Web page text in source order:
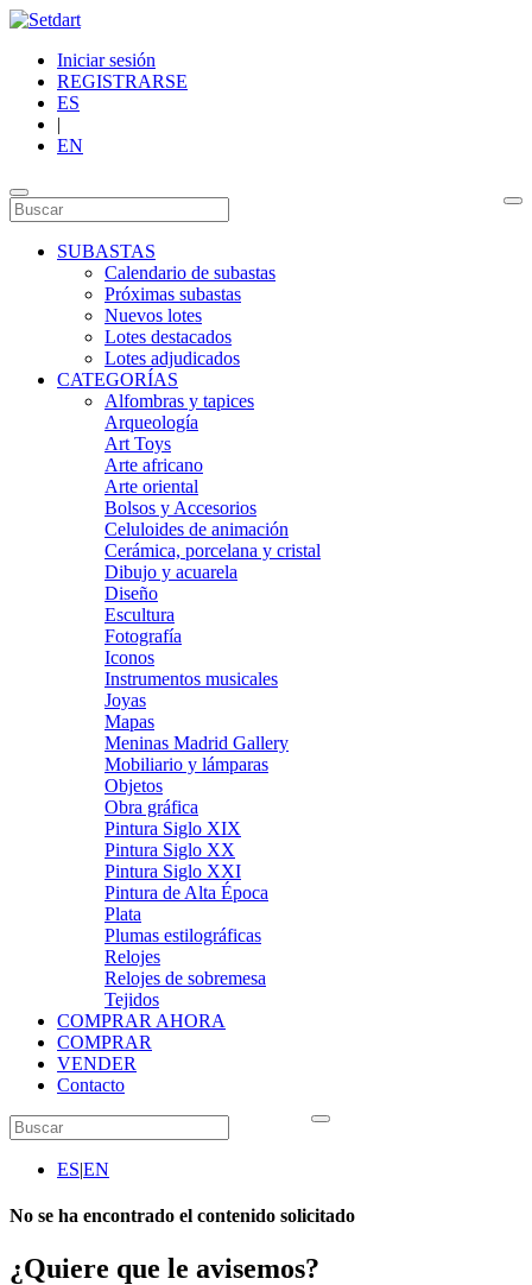
Iniciar sesión
REGISTRARSE
ES
|
EN
SUBASTAS
Calendario de subastas
Próximas subastas
Nuevos lotes
Lotes destacados
Lotes adjudicados
CATEGORÍAS
Alfombras y tapices
Arqueología
Art Toys
Arte africano
Arte oriental
Bolsos y Accesorios
Celuloides de animación
Cerámica, porcelana y cristal
Dibujo y acuarela
Diseño
Escultura
Fotografía
Iconos
Instrumentos musicales
Joyas
Mapas
Meninas Madrid Gallery
Mobiliario y lámparas
Objetos
Obra gráfica
Pintura Siglo XIX
Pintura Siglo XX
Pintura Siglo XXI
Pintura de Alta Época
Plata
Plumas estilográficas
Relojes
Relojes de sobremesa
Tejidos
COMPRAR AHORA
COMPRAR
VENDER
Contacto
ES|EN
No se ha encontrado el contenido solicitado
¿Quiere que le avisemos?